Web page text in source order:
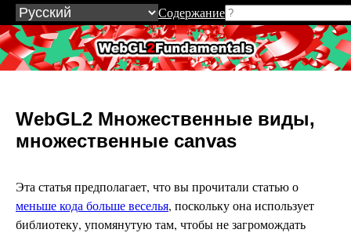
Содержание
WebGL2Fundamentals.org
WebGL2 Множественные виды,
множественные canvas
Эта статья предполагает, что вы прочитали статью о
меньше кода больше веселья, поскольку она использует
библиотеку, упомянутую там, чтобы не загромождать